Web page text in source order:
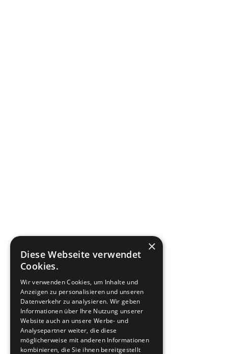
×
Diese Webseite verwendet
Cookies.
Wir verwenden Cookies, um Inhalte und
Anzeigen zu personalisieren und unseren
Datenverkehr zu analysieren. Wir geben
Informationen über Ihre Nutzung unserer
Website auch an unsere Werbe- und
Analysepartner weiter, die diese
möglicherweise mit anderen Informationen
kombinieren, die Sie ihnen bereitgestellt